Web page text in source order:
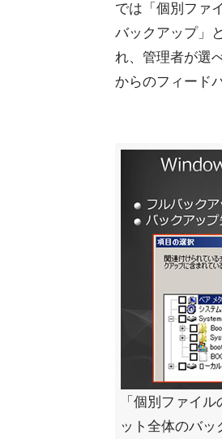
では「個別ファ
バックアップ」
れ、管理者が選
からのフィード
「個別ファイ
ット全体のバ